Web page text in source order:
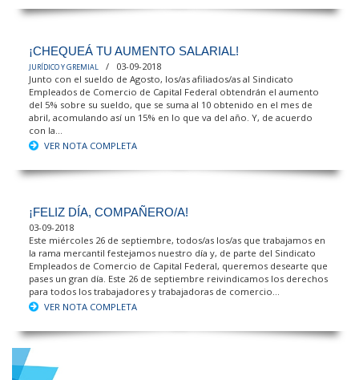
¡CHEQUEÁ TU AUMENTO SALARIAL!
JURÍDICO Y GREMIAL / 03-09-2018
Junto con el sueldo de Agosto, los/as afiliados/as al Sindicato
Empleados de Comercio de Capital Federal obtendrán el aumento
del 5% sobre su sueldo, que se suma al 10 obtenido en el mes de
abril, acomulando así un 15% en lo que va del año. Y, de acuerdo
con la...
VER NOTA COMPLETA
¡FELIZ DÍA, COMPAÑERO/A!
03-09-2018
Este miércoles 26 de septiembre, todos/as los/as que trabajamos en
la rama mercantil festejamos nuestro día y, de parte del Sindicato
Empleados de Comercio de Capital Federal, queremos desearte que
pases un gran día. Este 26 de septiembre reivindicamos los derechos
para todos los trabajadores y trabajadoras de comercio...
VER NOTA COMPLETA